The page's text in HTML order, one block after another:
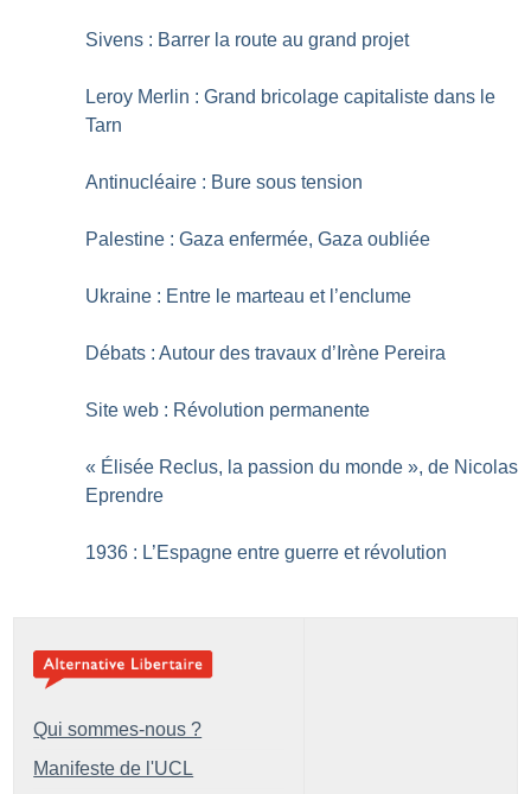
Sivens : Barrer la route au grand projet
Leroy Merlin : Grand bricolage capitaliste dans le
Tarn
Antinucléaire : Bure sous tension
Palestine : Gaza enfermée, Gaza oubliée
Ukraine : Entre le marteau et l’enclume
Débats : Autour des travaux d’Irène Pereira
Site web : Révolution permanente
« Élisée Reclus, la passion du monde », de Nicolas
Eprendre
1936 : L’Espagne entre guerre et révolution
Qui sommes-nous ?
Manifeste de l'UCL